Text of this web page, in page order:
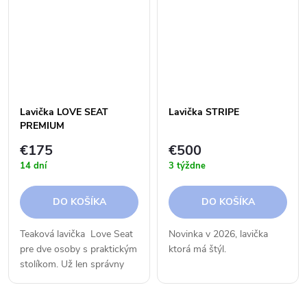
Lavička LOVE SEAT
PREMIUM
€175
14 dní
DO KOŠÍKA
Teaková lavička Love Seat
pre dve osoby s praktickým
stolíkom. Už len správny
Lavička STRIPE
€500
3 týždne
DO KOŠÍKA
Novinka v 2026, lavička
ktorá má štýl.